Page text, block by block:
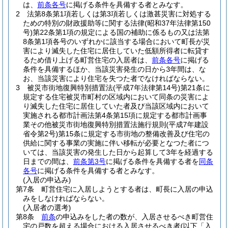
は、 前条各号に掲げる条件を具備する者とみなす。
2
法第8条第1項若しくは第3項若しくは激甚災害に対処する
ための特別の財政援助等に関する法律(昭和37年法律第150
号)第22条第1項の規定による国の補助に係るもの又は法第
8条第1項各号のいずれかに該当する場合において町長が災
害により滅失した住宅に居住していた低額所得者に転貸す
るため借り上げる町営住宅の入居者は、 前条各号に掲げる
条件を具備するほか、当該災害発生の日から3年間は、な
お、当該災害により住宅を失つた者でなければならない。
3
被災市街地復興特別措置法(平成7年法律第14号)第21条に
規定する住宅被災市町村の区域内において同条の災害によ
り滅失した住宅に居住していた者及び当該区域内において
実施される都市計画法第4条第15項に規定する都市計画事
業その他被災市街地復興特別措置法施行規則 (平成7年建設
省令第2号)第15条に規定する市街地の整備改善及び住宅の
供給に関する事業の実施に伴い移転が必要となつた者につ
いては、当該災害の発生した日から起算して3年を経過する
日までの間は、 前条第3号に掲げる条件を具備する者を同条
各号に掲げる条件を具備する者とみなす。
(入居の申込み)
第7条
町営住宅に入居しようとする者は、町長に入居の申込
みをしなければならない。
(入居者の選考)
第8条
前条の申込みをした者の数が、入居させるべき町営住
宅の戸数を超える場合における入居させるべき者(以下「入